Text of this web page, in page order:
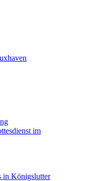
im
in Königslutter